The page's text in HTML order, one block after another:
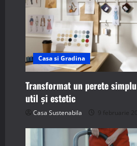
Casa si Gradina
Transformat un perete
util și estetic
Casa Sustenabila 9 februarie